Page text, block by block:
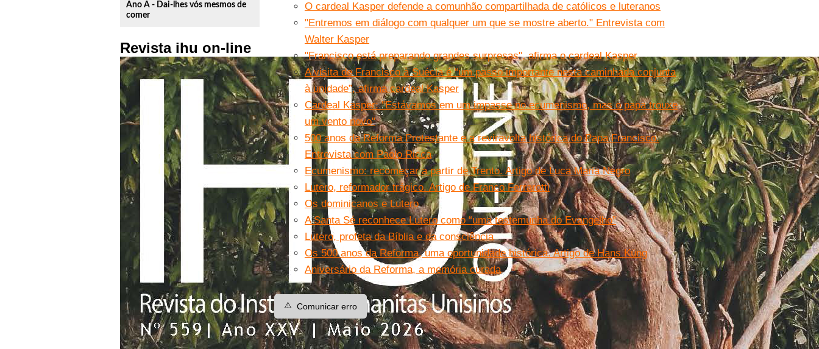
Ano A - Dai-lhes vós mesmos de
comer
Revista ihu on-line
O cardeal Kasper defende a comunhão compartilhada de católicos e luteranos
"Entremos em diálogo com qualquer um que se mostre aberto." Entrevista com
Walter Kasper
"Francisco está preparando grandes surpresas", afirma o cardeal Kasper
A visita de Francisco à Suécia é “um passo importante nesta caminhada conjunta
à unidade”, afirma cardeal Kasper
Cardeal Kasper: "Estávamos em um impasse no ecumenismo, mas o papa trouxe
um vento novo"
500 anos da Reforma Protestante e a reviravolta histórica do Papa Francisco.
Entrevista com Paolo Ricca
Ecumenismo: recomeçar a partir de Trento. Artigo de Luca Maria Negro
Lutero, reformador trágico. Artigo de Franco Ferrarotti
Os dominicanos e Lutero
A Santa Sé reconhece Lutero como “uma testemunha do Evangelho”
Lutero, profeta da Bíblia e da consciência
Os 500 anos da Reforma, uma oportunidade histórica. Artigo de Hans Küng
Aniversário da Reforma, a memória curada
⚠️ Comunicar erro